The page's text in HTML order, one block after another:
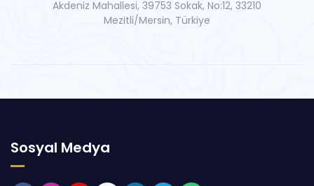
Akdeniz Mahallesi, 39753 Sokak, No:12, 33210
Mezitli/Mersin, Türkiye
Sosyal Medya